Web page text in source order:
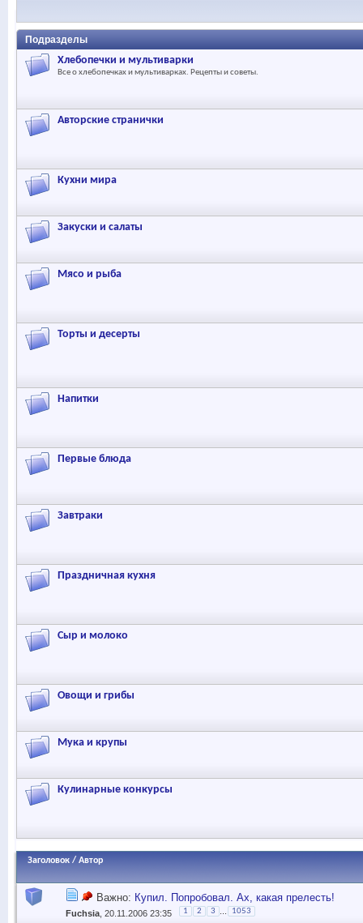
Подразделы
Хлебопечки и мультиварки
Все о хлебопечках и мультиварках. Рецепты и советы.
Авторские странички
Кухни мира
Закуски и салаты
Мясо и рыба
Торты и десерты
Напитки
Первые блюда
Завтраки
Праздничная кухня
Сыр и молоко
Овощи и грибы
Мука и крупы
Кулинарные конкурсы
Заголовок / Автор
Важно: Купил. Попробовал. Ах, какая прелесть!
Fuchsia , 20.11.2006 23:35 1 2 3 1053